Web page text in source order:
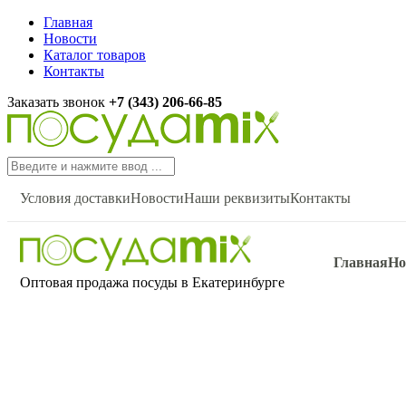
Главная
Новости
Каталог товаров
Контакты
Заказать звонок +7 (343) 206-66-85
Условия доставкиНовостиНаши реквизитыКонтакты
Оптовая продажа посуды в Екатеринбурге
Главная